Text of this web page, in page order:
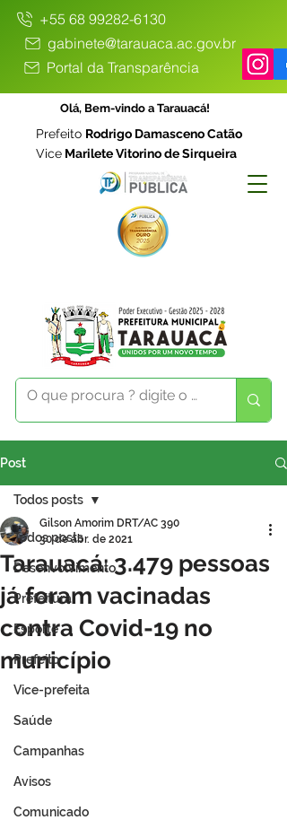
+55 68 99282-6130
gabinete@tarauaca.ac.gov.br
Portal da Transparência
Olá, Bem-vindo a Tarauacá!
Prefeito Rodrigo Damasceno Catão
Vice Marilete Vitorino de Sirqueira
Post
Todos posts
Desenvolvimento
Prefeitura
Esporte
Prefeito
Vice-prefeita
Saúde
Campanhas
Avisos
Comunicado
Todos posts
Tarauacá: 3.479 pessoas
já foram vacinadas
contra Covid-19 no
município
Gilson Amorim DRT/AC 390
30 de abr. de 2021